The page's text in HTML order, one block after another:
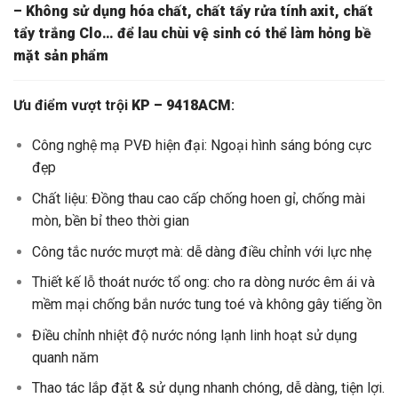
– Không sử dụng hóa chất, chất tẩy rửa tính axit, chất
tẩy trắng Clo… để lau chùi vệ sinh có thể làm hỏng bề
mặt sản phẩm
Ưu điểm vượt trội KP – 9418ACM:
Công nghệ mạ PVĐ hiện đại: Ngoại hình sáng bóng cực
đẹp
Chất liệu: Đồng thau cao cấp chống hoen gỉ, chống mài
mòn, bền bỉ theo thời gian
Công tắc nước mượt mà: dễ dàng điều chỉnh với lực nhẹ
Thiết kế lỗ thoát nước tổ ong: cho ra dòng nước êm ái và
mềm mại chống bắn nước tung toé và không gây tiếng ồn
Điều chỉnh nhiệt độ nước nóng lạnh linh hoạt sử dụng
quanh năm
Thao tác lắp đặt & sử dụng nhanh chóng, dễ dàng, tiện lợi.